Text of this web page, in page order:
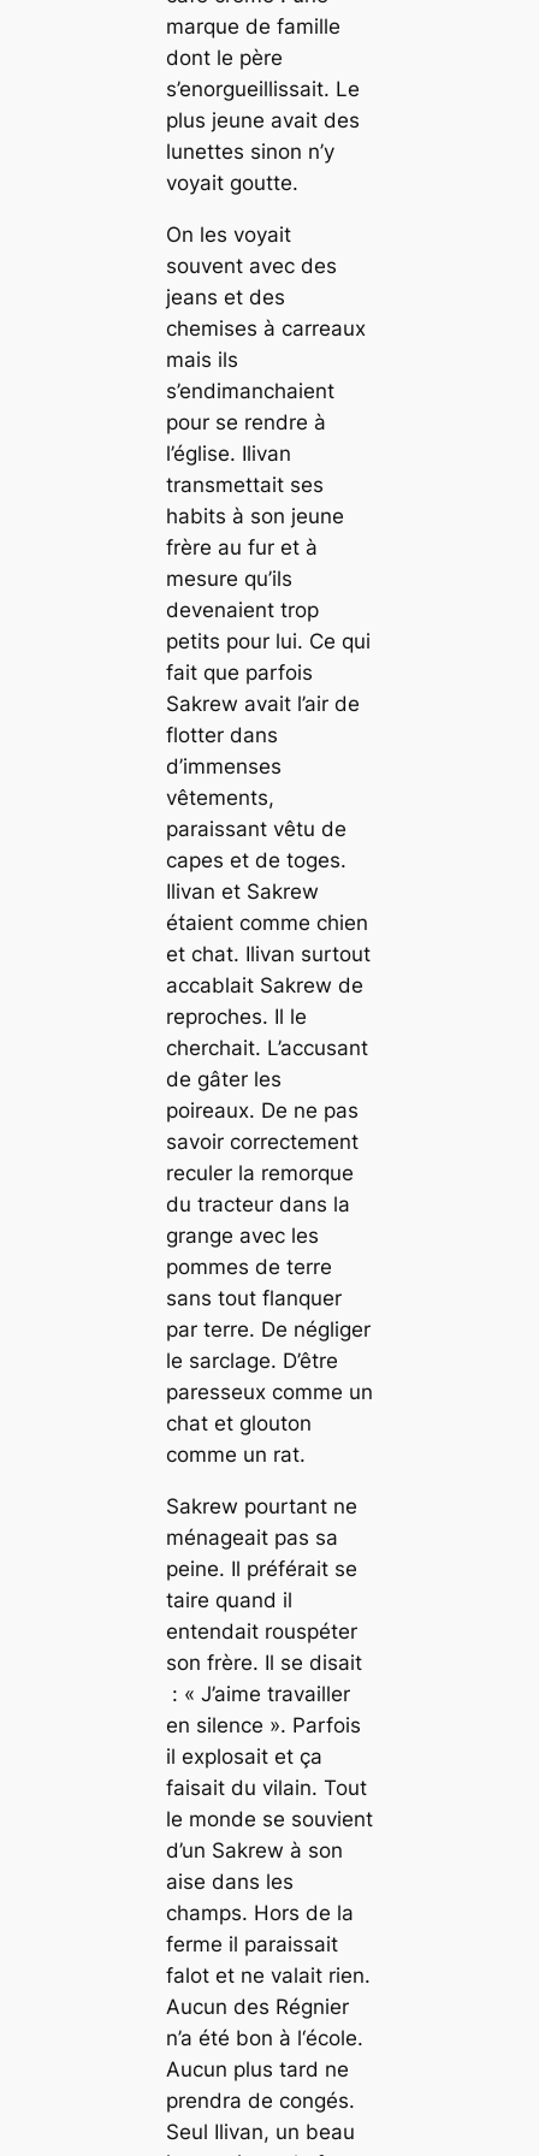
marque de famille
dont le père
s’enorgueillissait. Le
plus jeune avait des
lunettes sinon n’y
voyait goutte.
On les voyait
souvent avec des
jeans et des
chemises à carreaux
mais ils
s’endimanchaient
pour se rendre à
l’église. Ilivan
transmettait ses
habits à son jeune
frère au fur et à
mesure qu’ils
devenaient trop
petits pour lui. Ce qui
fait que parfois
Sakrew avait l’air de
flotter dans
d’immenses
vêtements,
paraissant vêtu de
capes et de toges.
Ilivan et Sakrew
étaient comme chien
et chat. Ilivan surtout
accablait Sakrew de
reproches. Il le
cherchait. L’accusant
de gâter les
poireaux. De ne pas
savoir correctement
reculer la remorque
du tracteur dans la
grange avec les
pommes de terre
sans tout flanquer
par terre. De négliger
le sarclage. D’être
paresseux comme un
chat et glouton
comme un rat.
Sakrew pourtant ne
ménageait pas sa
peine. Il préférait se
taire quand il
entendait rouspéter
son frère. Il se disait
: « J’aime travailler
en silence ». Parfois
il explosait et ça
faisait du vilain. Tout
le monde se souvient
d’un Sakrew à son
aise dans les
champs. Hors de la
ferme il paraissait
falot et ne valait rien.
Aucun des Régnier
n’a été bon à l‘école.
Aucun plus tard ne
prendra de congés.
Seul Ilivan, un beau